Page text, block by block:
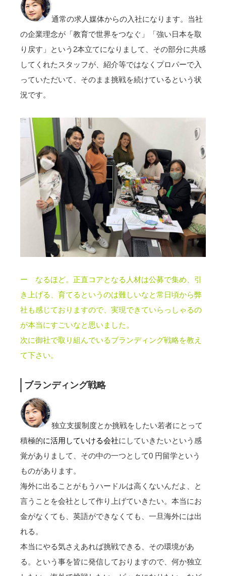
通常の求人媒体からの入社になります。当社
の企業理念が「教育で世界をつなぐ」「強い日本を取
り戻す」という2本立てになりまして、その部分に共感
してくれたスタッフが、紹介等ではなくプロパーで入
っていただいて、そのまま挑戦を続けているという状
況です。
ー なるほど。正直コアとなる人材は公募で集め、引
き上げる、育てるというのは難しいなと常日頃から弊
社も感じておりますので、実現できていらっしゃるの
が本当にすごいなと思いました。
次に御社で取り組んでいるブランディング戦略を教え
て下さい。
ブランディング戦略
独立支援制度とか挑戦をしたい若者にとって
積極的に活用していける会社にしていきたいという感
覚がありまして、その中の一つとして0 円留学という
ものがあります。
海外に出ることがもうハードルは高くないんだよ、と
言うことを会社として作り上げていきたい。本当にお
金がなくても、英語ができなくても、一旦海外には出
れる。
本当にやる気さえあれば挑戦できる、その環境があ
る。という事を皆に発信しておりますので、何か独立